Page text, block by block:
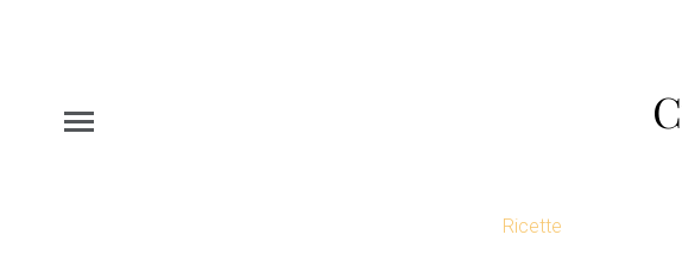
Ricette